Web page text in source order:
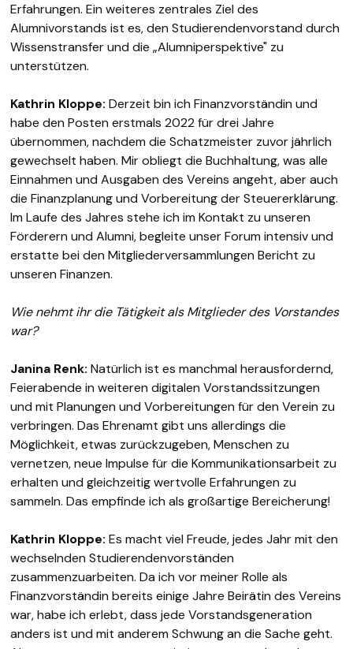
Erfahrungen. Ein weiteres zentrales Ziel des
Alumnivorstands ist es, den Studierendenvorstand durch
Wissenstransfer und die „Alumniperspektive" zu
unterstützen.
Kathrin Kloppe: Derzeit bin ich Finanzvorständin und
habe den Posten erstmals 2022 für drei Jahre
übernommen, nachdem die Schatzmeister zuvor jährlich
gewechselt haben. Mir obliegt die Buchhaltung, was alle
Einnahmen und Ausgaben des Vereins angeht, aber auch
die Finanzplanung und Vorbereitung der Steuererklärung.
Im Laufe des Jahres stehe ich im Kontakt zu unseren
Förderern und Alumni, begleite unser Forum intensiv und
erstatte bei den Mitgliederversammlungen Bericht zu
unseren Finanzen.
Wie nehmt ihr die Tätigkeit als Mitglieder des Vorstandes
war?
Janina Renk: Natürlich ist es manchmal herausfordernd,
Feierabende in weiteren digitalen Vorstandssitzungen
und mit Planungen und Vorbereitungen für den Verein zu
verbringen. Das Ehrenamt gibt uns allerdings die
Möglichkeit, etwas zurückzugeben, Menschen zu
vernetzen, neue Impulse für die Kommunikationsarbeit zu
erhalten und gleichzeitig wertvolle Erfahrungen zu
sammeln. Das empfinde ich als großartige Bereicherung!
Kathrin Kloppe: Es macht viel Freude, jedes Jahr mit den
wechselnden Studierendenvorständen
zusammenzuarbeiten. Da ich vor meiner Rolle als
Finanzvorständin bereits einige Jahre Beirätin des Vereins
war, habe ich erlebt, dass jede Vorstandsgeneration
anders ist und mit anderem Schwung an die Sache geht.